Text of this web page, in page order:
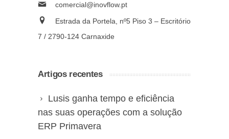
comercial@inovflow.pt
Estrada da Portela, nº5 Piso 3 – Escritório
7 / 2790-124 Carnaxide
Artigos recentes
Lusis ganha tempo e eficiência
nas suas operações com a solução
ERP Primavera